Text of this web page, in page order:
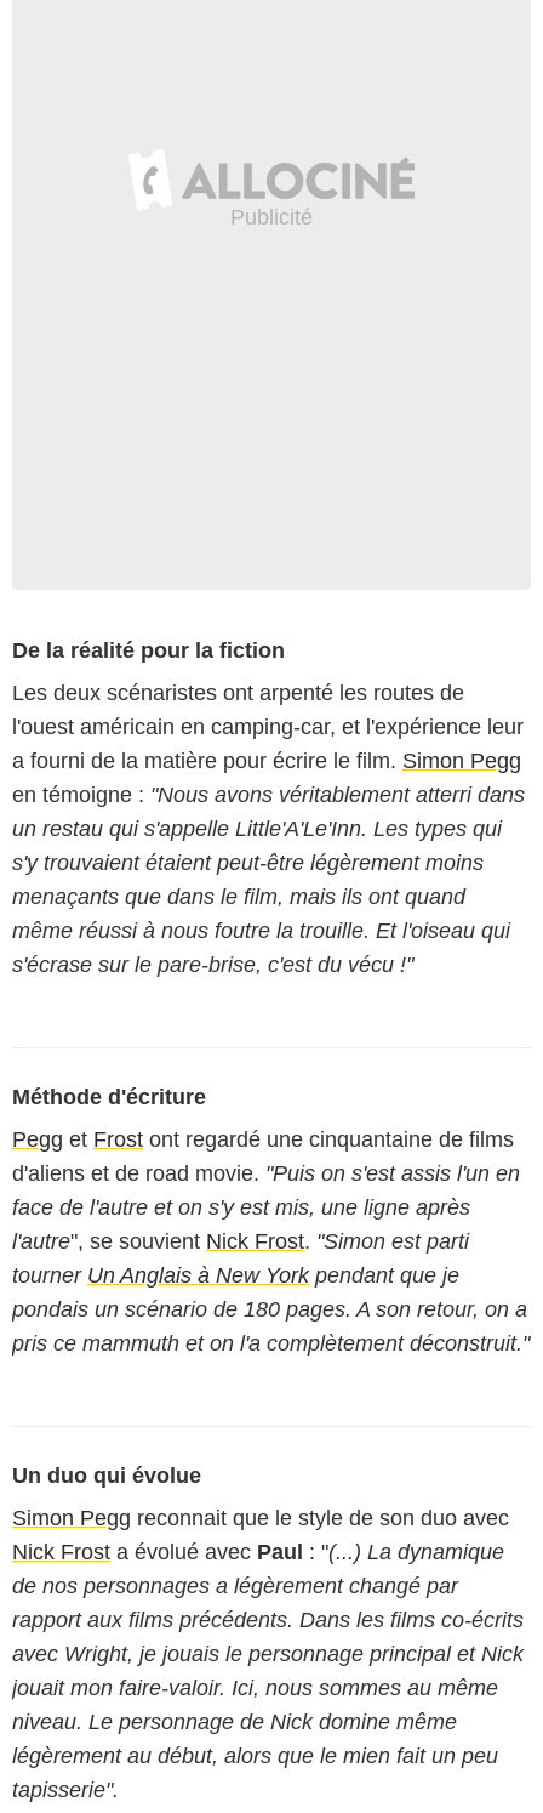
De la réalité pour la fiction
Les deux scénaristes ont arpenté les routes de
l'ouest américain en camping-car, et l'expérience leur
a fourni de la matière pour écrire le film. Simon Pegg
en témoigne : "Nous avons véritablement atterri dans
un restau qui s'appelle Little'A'Le'Inn. Les types qui
s'y trouvaient étaient peut-être légèrement moins
menaçants que dans le film, mais ils ont quand
même réussi à nous foutre la trouille. Et l'oiseau qui
s'écrase sur le pare-brise, c'est du vécu !"
Méthode d'écriture
Pegg et Frost ont regardé une cinquantaine de films
d'aliens et de road movie. "Puis on s'est assis l'un en
face de l'autre et on s'y est mis, une ligne après
l'autre", se souvient Nick Frost. "Simon est parti
tourner Un Anglais à New Yorkpendant que je
pondais un scénario de 180 pages. A son retour, on a
pris ce mammuth et on l'a complètement déconstruit."
Un duo qui évolue
Simon Pegg reconnait que le style de son duo avec
Nick Frost a évolué avec Paul : "(...) La dynamique
de nos personnages a légèrement changé par
rapport aux films précédents. Dans les films co-écrits
avec Wright, je jouais le personnage principal et Nick
jouait mon faire-valoir. Ici, nous sommes au même
niveau. Le personnage de Nick domine même
légèrement au début, alors que le mien fait un peu
tapisserie".